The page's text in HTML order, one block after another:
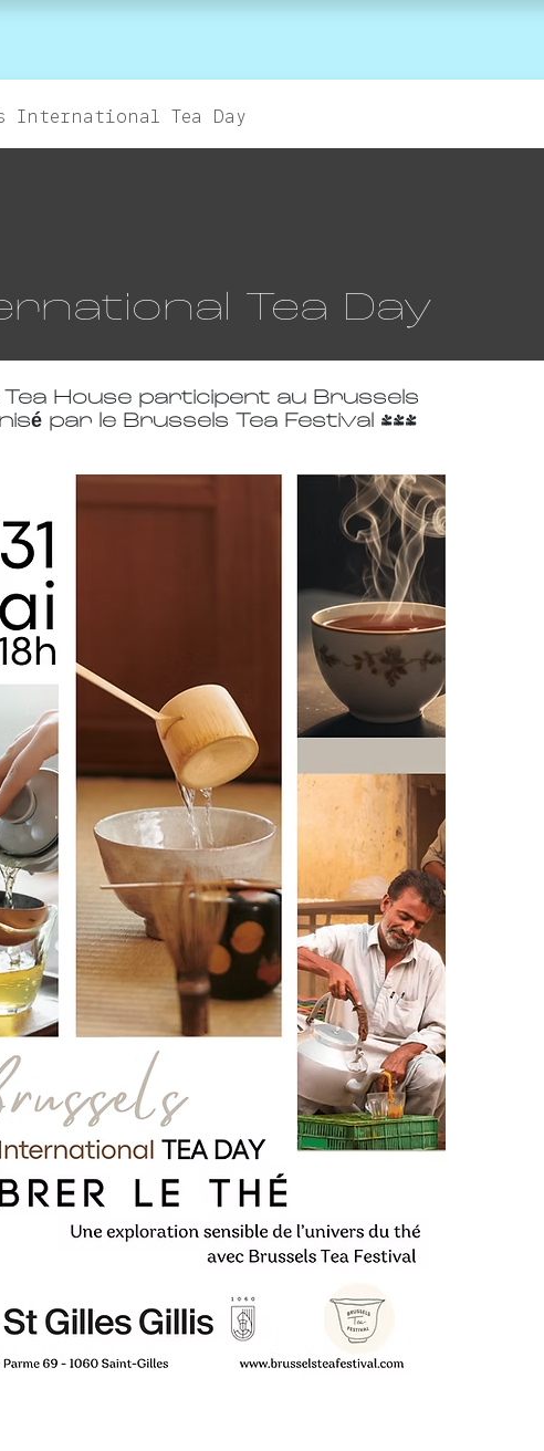
International Tea Day
Tea Day
House participent au Brussels
par le Brussels Tea Festival !!!